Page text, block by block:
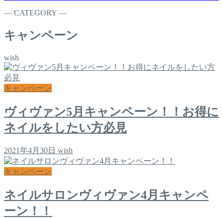
― CATEGORY ―
キャンペーン
wish
キャンペーン
ヴィヴァン5月キャンペーン！！お得に
ネイルをしたい方必見
2021年4月30日 wish
キャンペーン
ネイルサロンヴィヴァン4月キャンペ
ーン！！